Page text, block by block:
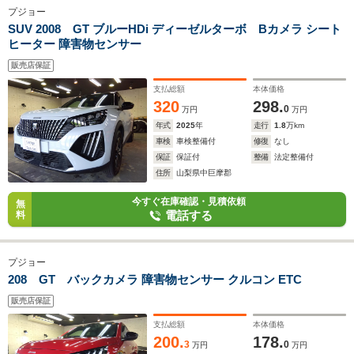
プジョー
SUV 2008 GT ブルーHDi ディーゼルターボ Bカメラ シート
ヒーター 障害物センサー
販売店保証
支払総額
320 万円
本体価格
298.0 万円
年式
2025年 走行 1.8万km
車検
車検整備付 修復
なし
保証
保証付 整備
法定整備付
住所
山梨県中巨摩郡
無
料
今すぐ在庫確認・見積依頼
電話する
プジョー
208 GT バックカメラ 障害物センサー クルコン ETC
販売店保証
支払総額
200.3 万円
本体価格
178.0 万円